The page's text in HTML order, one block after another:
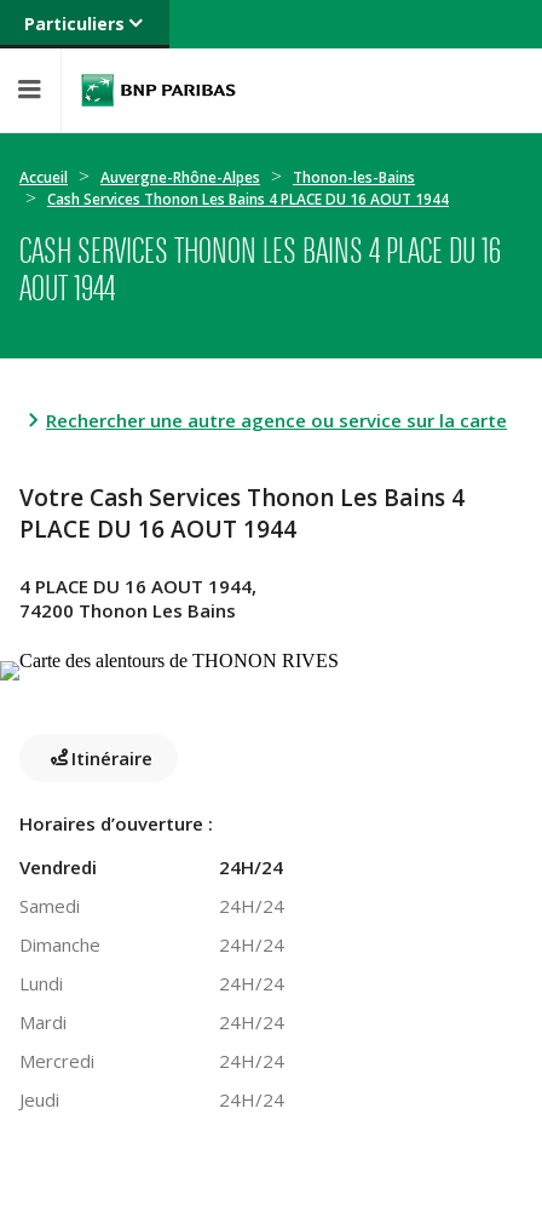
Particuliers
Banque privée
Entreprises
Accueil Auvergne-Rhône-Alpes
Thonon-les-Bains
Cash Services Thonon Les Bains 4 PLACE DU 16 AOUT 1944
CASH SERVICES THONON LES BAINS 4 PLACE DU 16
AOUT 1944
Rechercher une autre agence ou service sur la carte
Votre Cash Services Thonon Les Bains 4
PLACE DU 16 AOUT 1944
4 PLACE DU 16 AOUT 1944,
74200 Thonon Les Bains
Itinéraire
Horaires d’ouverture :
Vendredi
24H/24
Samedi
24H/24
Dimanche
24H/24
Lundi
24H/24
Mardi
24H/24
Mercredi
24H/24
Jeudi
24H/24